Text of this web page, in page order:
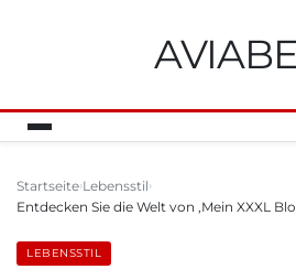
Startseite Lebensstil
Entdecken Sie die Welt von ‚Mein XXXL
LEBENSSTIL